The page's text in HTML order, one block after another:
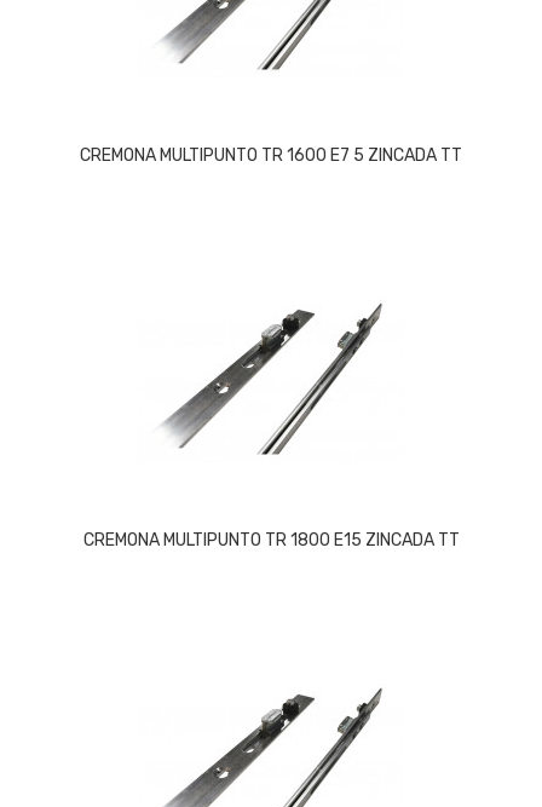
CREMONA MULTIPUNTO TR 1600 E7 5 ZINCADA TT
CREMONA MULTIPUNTO TR 1800 E15 ZINCADA TT